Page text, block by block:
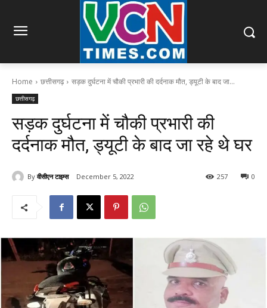
Home छत्तीसगढ़ सड़क दुर्घटना में चौकी प्रभारी की दर्दनाक मौत, ड्यूटी के बाद जा...
छत्तीसगढ़
सड़क दुर्घटना में चौकी प्रभारी की
दर्दनाक मौत, ड्यूटी के बाद जा रहे थे घर
By वीसीएन टाइम्स December 5, 2022 0
257